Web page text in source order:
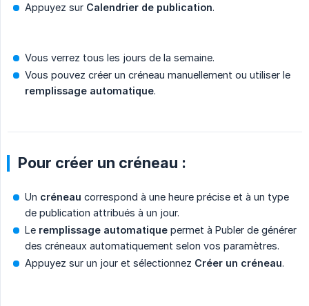
Appuyez sur Calendrier de publication.
Vous verrez tous les jours de la semaine.
Vous pouvez créer un créneau manuellement ou utiliser le
remplissage automatique.
Pour créer un créneau :
Un créneau correspond à une heure précise et à un type
de publication attribués à un jour.
Le remplissage automatique permet à Publer de générer
des créneaux automatiquement selon vos paramètres.
Appuyez sur un jour et sélectionnez Créer un créneau.